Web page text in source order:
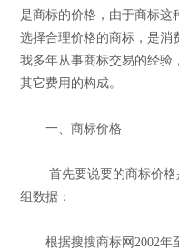
是商标的价格，由于商标这
选择合理价格的商标，是消
我多年从事商标交易的经验
其它费用的构成。
一、商标价格
首先要说要的商标价格
组数据：
根据搜搜商标网2002年至